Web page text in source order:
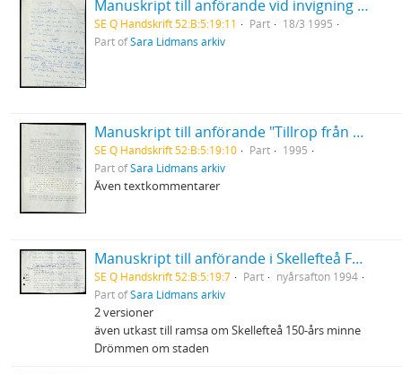
Manuskript till anförande vid invigning av biblioteket i Skellefteå "Tranrop"
SE Q Handskrift 52:B:5:19:11 Part
18/3 1995
Part ofSara Lidmans arkiv
Manuskript till anförande "Tillrop från Sara" vid premiären av Hästen och tranan
SE Q Handskrift 52:B:5:19:10 Part
1995
Part ofSara Lidmans arkiv
Även textkommentarer
Manuskript till anförande i Skellefteå Folkets Park
SE Q Handskrift 52:B:5:19:7 Part
nyårsafton 1994
Part ofSara Lidmans arkiv
2 versioner
även utkast till ramsa om Skellefteå 150-års minne
Drömmen om staden